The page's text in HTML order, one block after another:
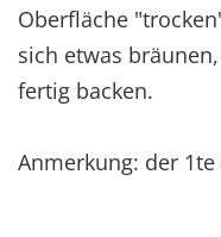
Oberfläche
sich etwas
fertig backen.
Anmerkung: der